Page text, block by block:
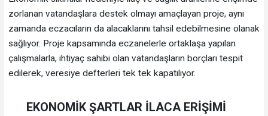
zorlanan vatandaşlara destek olmayı amaçlayan proje, aynı
zamanda eczacıların da alacaklarını tahsil edebilmesine olanak
sağlıyor. Proje kapsamında eczanelerle ortaklaşa yapılan
çalışmalarla, ihtiyaç sahibi olan vatandaşların borçları tespit
edilerek, veresiye defterleri tek tek kapatılıyor.
EKONOMİK ŞARTLAR İLACA ERİŞİMİ